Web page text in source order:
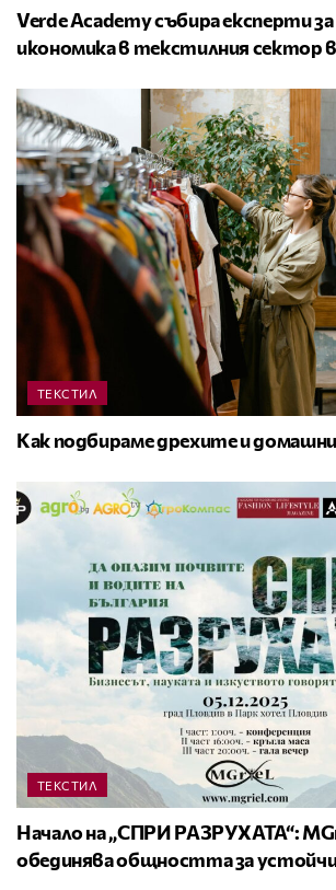
Verde Academy събира експерти
икономика в текстилния сектор
ТЕКСТИЛ
Как подбираме дрехите и
ТЕКСТИЛ
Начало на „СПРИ РАЗРУХАТА“:
обединява общността за